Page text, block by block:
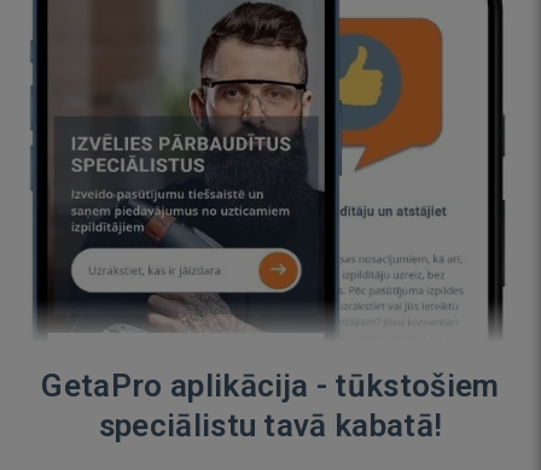
GetaPro aplikācija - tūkstošiem
speciālistu tavā kabatā!